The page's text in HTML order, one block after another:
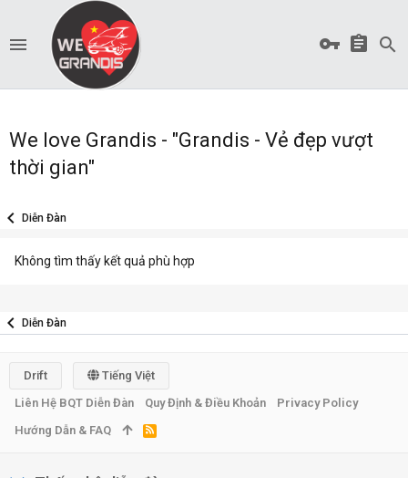
We love Grandis - "Grandis - Vẻ đẹp vượt
thời gian"
Diễn Đàn
Không tìm thấy kết quả phù hợp
Diễn Đàn
Drift
Tiếng Việt
Liên Hệ BQT Diễn Đàn
Quy Định & Điều Khoản
Privacy Policy
Hướng Dẫn & FAQ
R
S